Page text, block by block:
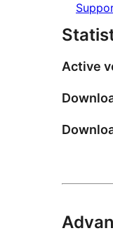
Active